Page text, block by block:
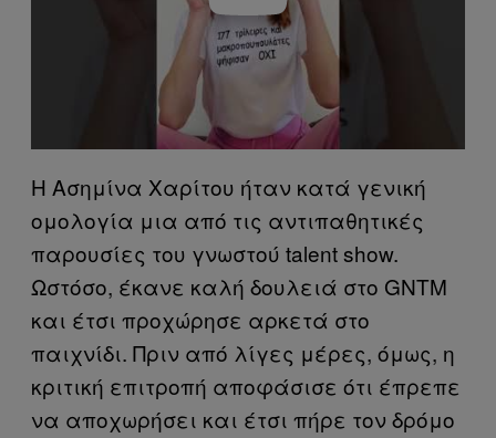
Η Ασημίνα Χαρίτου ήταν κατά γενική
ομολογία μια από τις αντιπαθητικές
παρουσίες του γνωστού talent show.
Ωστόσο, έκανε καλή δουλειά στο GNTM
και έτσι προχώρησε αρκετά στο
παιχνίδι. Πριν από λίγες μέρες, όμως, η
κριτική επιτροπή αποφάσισε ότι έπρεπε
να αποχωρήσει και έτσι πήρε τον δρόμο